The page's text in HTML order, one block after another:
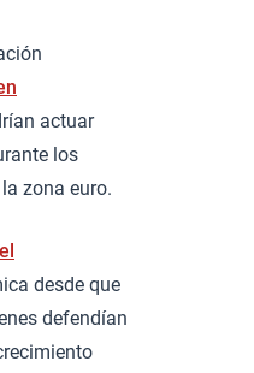
actuar
los
zona euro.
desde que
defendían